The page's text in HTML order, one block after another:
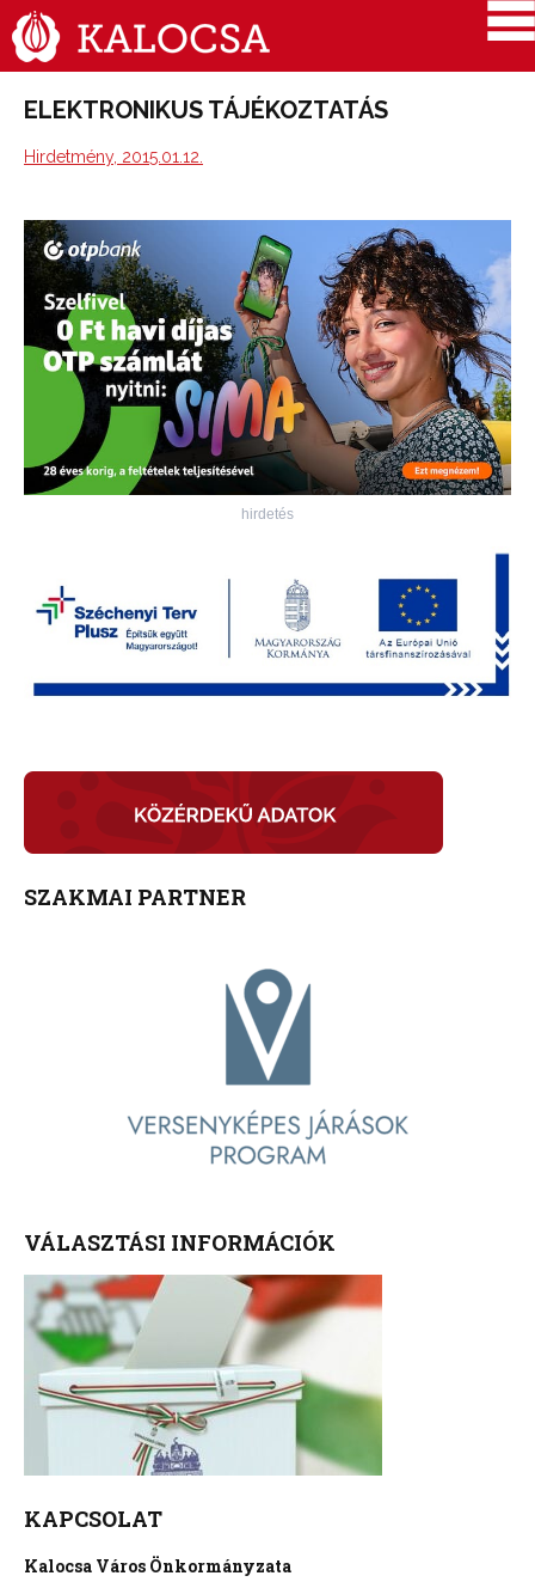
ELEKTRONIKUS TÁJÉKOZTATÁS
Hirdetmény, 2015.01.12.
hirdetés
SZAKMAI PARTNER
VÁLASZTÁSI INFORMÁCIÓK
KAPCSOLAT
Kalocsa Város Önkormányzata